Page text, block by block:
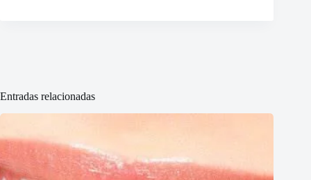
Entradas relacionadas